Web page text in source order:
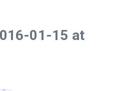
01-15 at